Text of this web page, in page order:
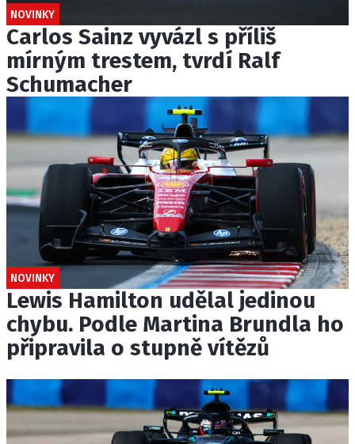
NOVINKY
Carlos Sainz vyvázl s příliš
mírným trestem, tvrdí Ralf
Schumacher
NOVINKY
Lewis Hamilton udělal jedinou
chybu. Podle Martina Brundla ho
připravila o stupně vítězů